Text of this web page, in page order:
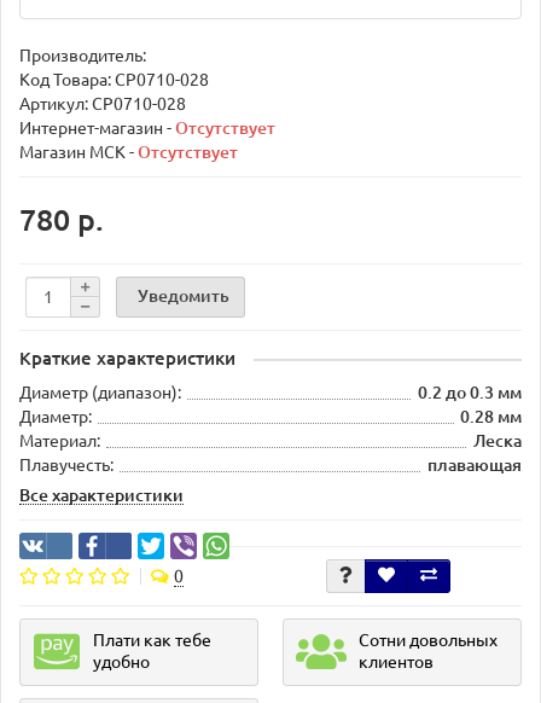
Производитель:
Код Товара:CP0710-028
Артикул: CP0710-028
Интернет-магазин -Отсутствует
Магазин МСК -Отсутствует
780 р.
Уведомить
Краткие характеристики
Диаметр (диапазон):
0.2 до 0.3 мм
Диаметр:
0.28 мм
Материал:
Леска
Плавучесть:
плавающая
Все характеристики
0
Плати как тебе
удобно
Сотни довольных
клиентов